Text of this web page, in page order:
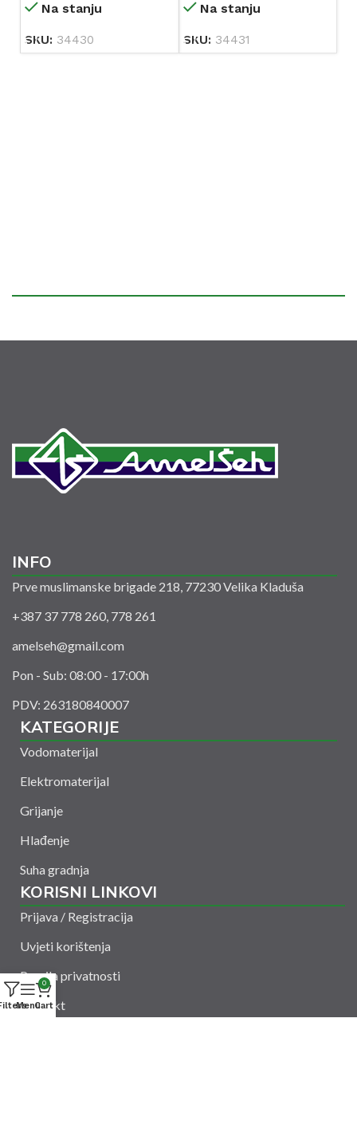
Na stanju
SKU: 34430
Na stanju
SKU: 34431
INFO
Prve muslimanske brigade 218, 77230 Velika Kladuša
+387 37 778 260, 778 261
amelseh@gmail.com
Pon - Sub: 08:00 - 17:00h
PDV: 263180840007
KATEGORIJE
Vodomaterijal
Elektromaterijal
Grijanje
Hlađenje
Suha gradnja
KORISNI LINKOVI
Prijava / Registracija
Uvjeti korištenja
Pravila privatnosti
Kontakt
Menu
0
Cart